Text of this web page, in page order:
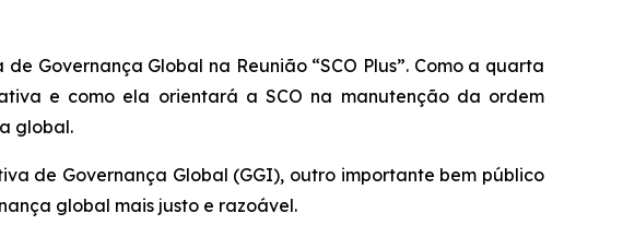
Governança Global na Reunião “SCO Plus”. Como a quarta
e como ela orientará a SCO na manutenção da ordem
global.
de Governança Global (GGI), outro importante bem público
global mais justo e razoável.